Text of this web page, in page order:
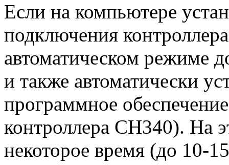
Если на компьютере
подключения
автоматическом режиме
и также автоматически
программное
контроллера CH340). На
некоторое время (до 10-